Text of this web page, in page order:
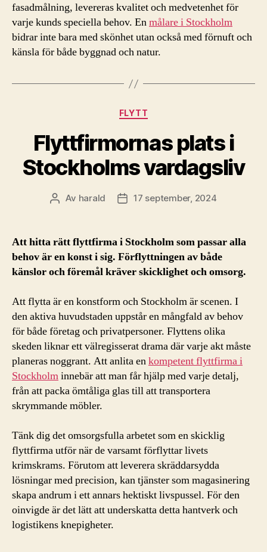
fasadmålning, levereras kvalitet och medvetenhet för
varje kunds speciella behov. Enmålare i Stockholm
bidrar inte bara med skönhet utan också med förnuft och
känsla för både byggnad och natur.
Kategorier
FLYTT
Flyttfirmornas plats i
Stockholms vardagsliv
Inläggsförfattare
Av harald Inläggsdatum
17 september, 2024
Att hitta rätt flyttfirma i Stockholm som passar alla
behov är en konst i sig. Förflyttningen av både
känslor och föremål kräver skicklighet och omsorg.
Att flytta är enkonstformoch Stockholm är scenen. I
den aktiva huvudstaden uppstår en mångfald av behov
för både företag och privatpersoner. Flyttens olika
skeden liknar ett välregisserat drama där varje akt måste
planeras noggrant. Att anlita enkompetent flyttfirma i
Stockholminnebär att man får hjälp med varje detalj,
från att packa ömtåliga glas till att transportera
skrymmande möbler.
Tänk dig det omsorgsfulla arbetet som en skicklig
flyttfirma utför när de varsamt förflyttar livets
krimskrams. Förutom att leverera skräddarsydda
lösningar med precision, kan tjänster som magasinering
skapa andrum i ett annars hektiskt livspussel. För den
oinvigde är det lätt att underskatta detta hantverk och
logistikens knepigheter.